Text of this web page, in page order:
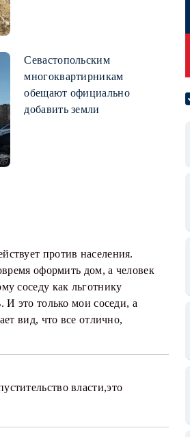
Севастопольским
многоквартирникам
обещают официально
добавить земли
против населения.
оформить дом, а человек
соседу как льготнику
И это только мои соседи, а
вид, что все отлично,
власти,это